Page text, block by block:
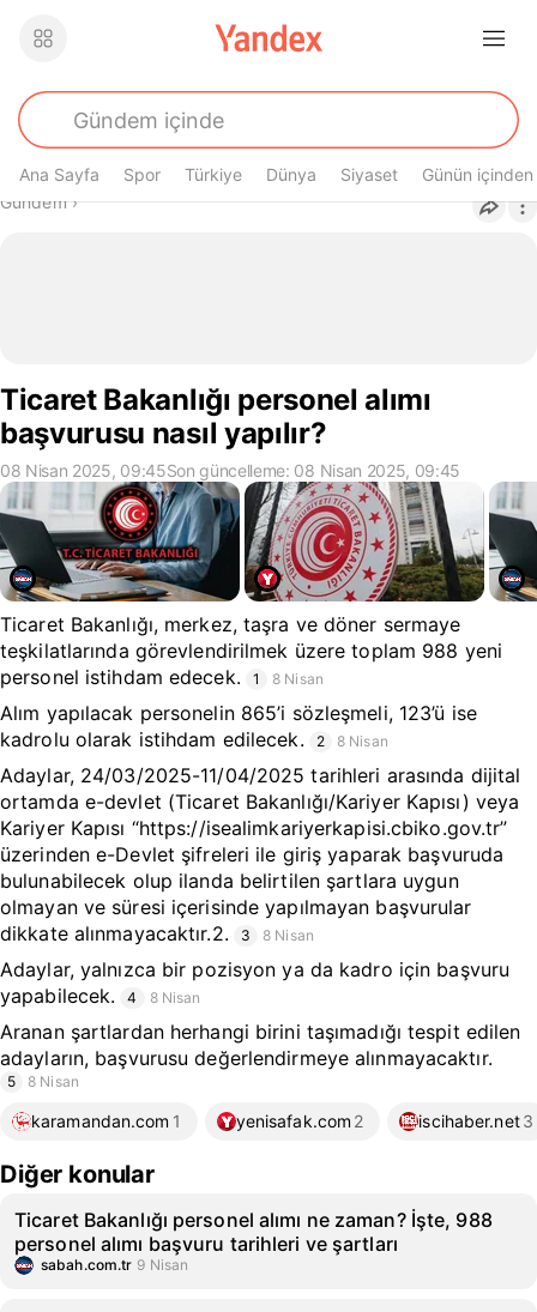
Ana Sayfa Spor Türkiye Dünya Siyaset Günün içinden
Buradasın
Gündem›
Ticaret Bakanlığı personel alımı
başvurusu nasıl yapılır?
08 Nisan 2025, 09:45Son güncelleme: 08 Nisan 2025, 09:45
Ticaret Bakanlığı, merkez, taşra ve döner sermaye
teşkilatlarında görevlendirilmek üzere toplam 988 yeni
personel istihdam edecek.
1 8 Nisan
Alım yapılacak personelin 865’i sözleşmeli, 123’ü ise
kadrolu olarak istihdam edilecek.
2 8 Nisan
Adaylar, 24/03/2025-11/04/2025 tarihleri arasında dijital
ortamda e-devlet (Ticaret Bakanlığı/Kariyer Kapısı) veya
Kariyer Kapısı “https://isealimkariyerkapisi.cbiko.gov.tr”
üzerinden e-Devlet şifreleri ile giriş yaparak başvuruda
bulunabilecek olup ilanda belirtilen şartlara uygun
olmayan ve süresi içerisinde yapılmayan başvurular
dikkate alınmayacaktır.2.
3 8 Nisan
Adaylar, yalnızca bir pozisyon ya da kadro için başvuru
yapabilecek.
4 8 Nisan
Aranan şartlardan herhangi birini taşımadığı tespit edilen
adayların, başvurusu değerlendirmeye alınmayacaktır.
5 8 Nisan
karamandan.com 1 yenisafak.com 2 iscihaber.net3
Diğer konular
Ticaret Bakanlığı personel alımı ne zaman? İşte, 988
personel alımı başvuru tarihleri ve şartları
sabah.com.tr 9 Nisan